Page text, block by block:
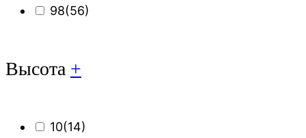
98(56)
Высота +
10(14)